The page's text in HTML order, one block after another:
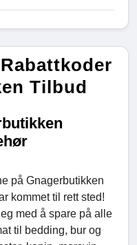
Tilbud
på Gnagerbutikken
kommet til rett sted!
med å spare på alle
til bedding, bur og